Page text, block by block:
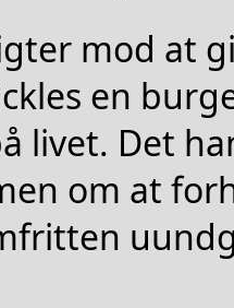
mod at
en
livet. Det
om at